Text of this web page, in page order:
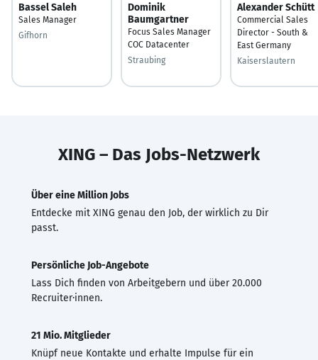
Bassel Saleh
Sales Manager
Gifhorn
Dominik
Baumgartner
Focus Sales Manager
COC Datacenter
Straubing
Alexander Schütt
Commercial Sales
Director - South &
East Germany
Kaiserslautern
XING – Das Jobs-Netzwerk
Über eine Million Jobs
Entdecke mit XING genau den Job, der wirklich zu Dir
passt.
Persönliche Job-Angebote
Lass Dich finden von Arbeitgebern und über 20.000
Recruiter·innen.
21 Mio. Mitglieder
Knüpf neue Kontakte und erhalte Impulse für ein